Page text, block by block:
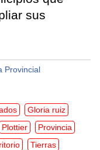
sus
Provincial
Gloria ruiz
Plottier
Provincia
Tierras